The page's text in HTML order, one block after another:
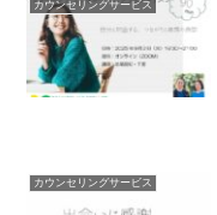
カウンセリングサービス
カウンセリングサービス